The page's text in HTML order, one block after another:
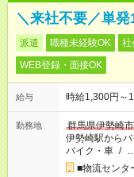
＼来社不要／単
派遣 職種未経験OK 社
WEB登録・面接OK
給与 時給1,300円～
勤務地
群馬県伊勢崎市
伊勢崎駅から
バイク・車 /
■物流セン